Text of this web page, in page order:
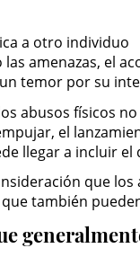
a otro individuo
amenazas, el
temor por su
abusos físicos
el
llegar a incluir
que
también